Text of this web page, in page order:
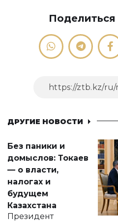
Поделиться
ДРУГИЕ НОВОСТИ
Без паники и
домыслов: Токаев
— о власти,
налогах и
будущем
Казахстана
Президент